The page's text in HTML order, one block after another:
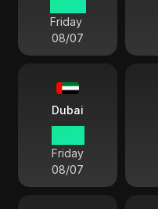
Friday
08/07
Dubai
Friday
08/07